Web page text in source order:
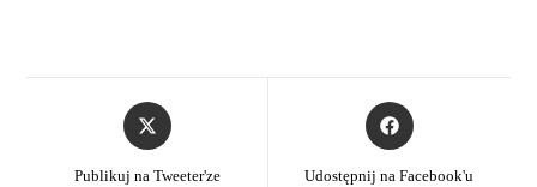
Publikuj na Tweeter'ze Udostępnij na Facebook'u